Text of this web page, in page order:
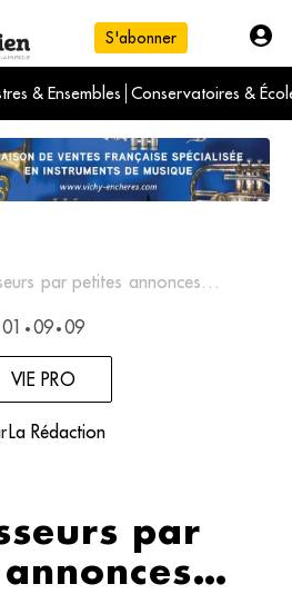
S'abonner
& Ensembles Conservatoires &
du jour
du mois
par petites annonces…
01 • 09 • 09
VIE PRO
La Rédaction
par